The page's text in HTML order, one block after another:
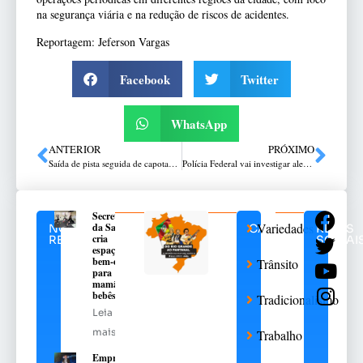
na segurança viária e na redução de riscos de acidentes.
Reportagem: Jeferson Vargas
Facebook Twitter
WhatsApp
ANTERIOR
Saída de pista seguida de capotamento é registrada na ERS-463 entre Vila Lângaro e Coxilha
PRÓXIMO
Polícia Federal vai investigar alerta falso da Defesa Civil após invasão hacker
NOTÍCIAS
RELACIONADAS
Secretaria
da Saúde
cria
espaço de
bem-estar
para
mamães e
bebês
Leia
mais
Empresa
CATEGORIAS
Variedades
Trânsito
Tradicionalismo
Trabalho
REDES